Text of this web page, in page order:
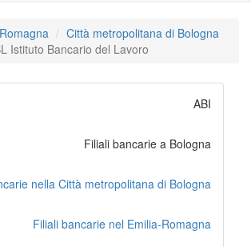
Città metropolitana di Bologna
Istituto Bancario del Lavoro
ABI
Filiali bancarie a Bologna
nella Città metropolitana di Bologna
Filiali bancarie nel Emilia-Romagna